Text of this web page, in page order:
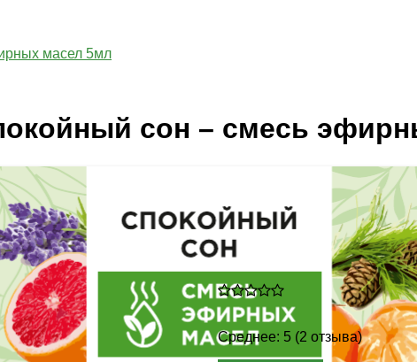
масел 5мл
сон – смесь
Среднее: 5 (2 отзыва)